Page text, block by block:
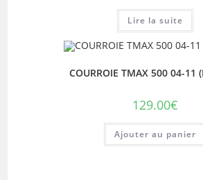
Lire la suite
COURROIE TMAX 500 04-11
129.00€
Ajouter au panier